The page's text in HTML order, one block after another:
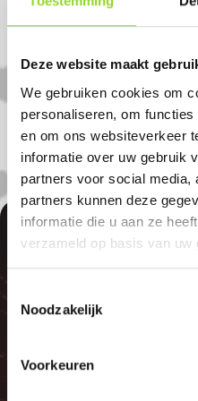
Deze website maakt
We gebruiken cookies om
personaliseren, om
en om ons websiteverkeer
informatie over uw gebruik
partners voor social media,
partners kunnen deze
informatie die u aan ze
verzameld op basis van
Noodzakelijk
Voorkeuren
Amsterdam in
harte welkom! U
welkom als u uit De
Amstelveen komt.